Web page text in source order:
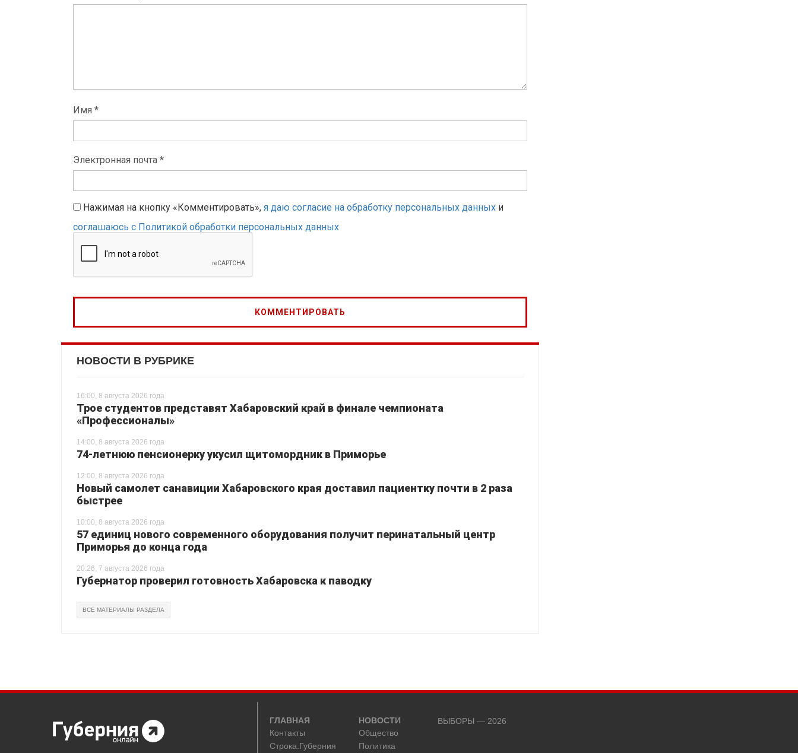
Имя *
Электронная почта *
Нажимая на кнопку «Комментировать», я даю согласие на обработку персональных данных и
соглашаюсь с Политикой обработки персональных данных
НОВОСТИ В РУБРИКЕ
16:00, 8 августа 2026 года
Трое студентов представят Хабаровский край в финале чемпионата
«Профессионалы»
14:00, 8 августа 2026 года
74-летнюю пенсионерку укусил щитомордник в Приморье
12:00, 8 августа 2026 года
Новый самолет санавиции Хабаровского края доставил пациентку почти в 2 раза
быстрее
10:00, 8 августа 2026 года
57 единиц нового современного оборудования получит перинатальный центр
Приморья до конца года
20:26, 7 августа 2026 года
Губернатор проверил готовность Хабаровска к паводку
ВСЕ МАТЕРИАЛЫ РАЗДЕЛА
ГЛАВНАЯ
Контакты
Строка.Губерния
НОВОСТИ
Общество
Политика
ВЫБОРЫ — 2026